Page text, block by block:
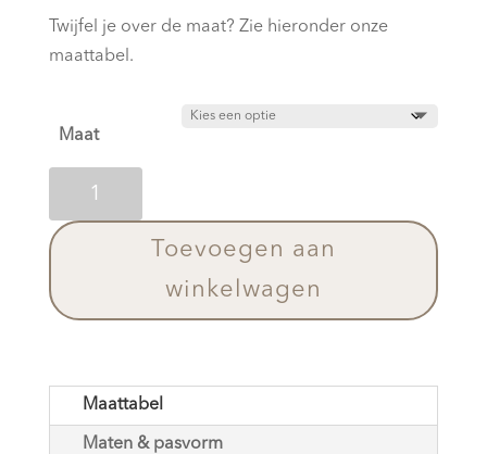
Twijfel je over de maat? Zie hieronder onze
maattabel.
Maat
Mytilus
aantal
Toevoegen aan
winkelwagen
Maattabel
Maten & pasvorm